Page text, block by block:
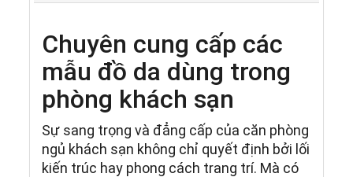
Chuyên cung cấp các
mẫu đồ da dùng trong
phòng khách sạn
Sự sang trọng và đẳng cấp của căn phòng
ngủ khách sạn không chỉ quyết định bởi lối
kiến trúc hay phong cách trang trí. Mà có